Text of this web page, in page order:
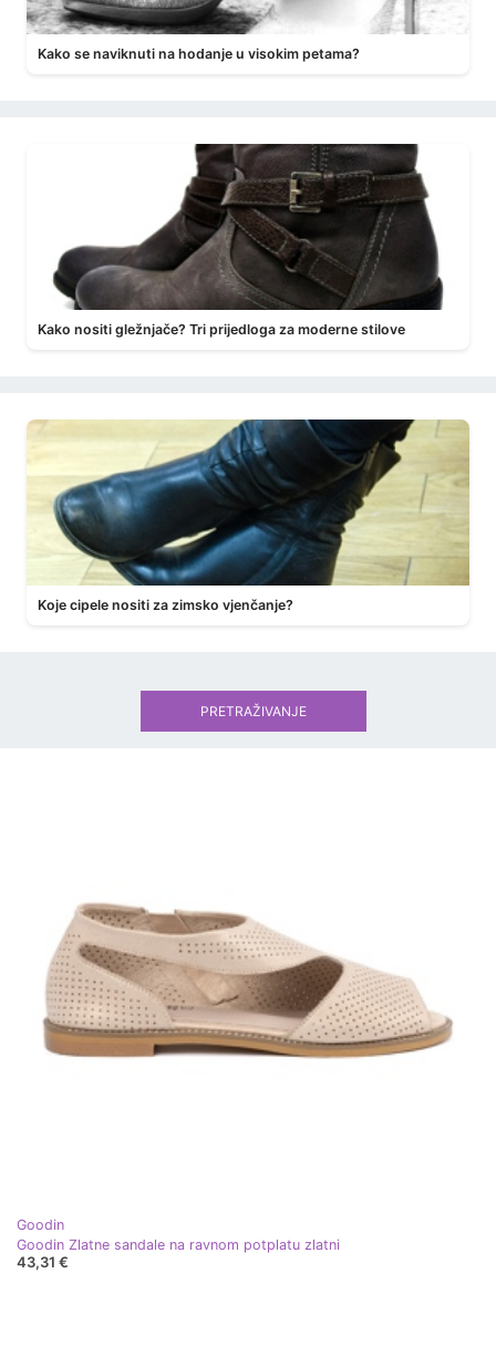
Kako se naviknuti na hodanje u visokim petama?
Kako nositi gležnjače? Tri prijedloga za moderne stilove
Koje cipele nositi za zimsko vjenčanje?
Goodin
Goodin Zlatne sandale na ravnom potplatu zlatni
43,31 €
PRETRAŽIVANJE